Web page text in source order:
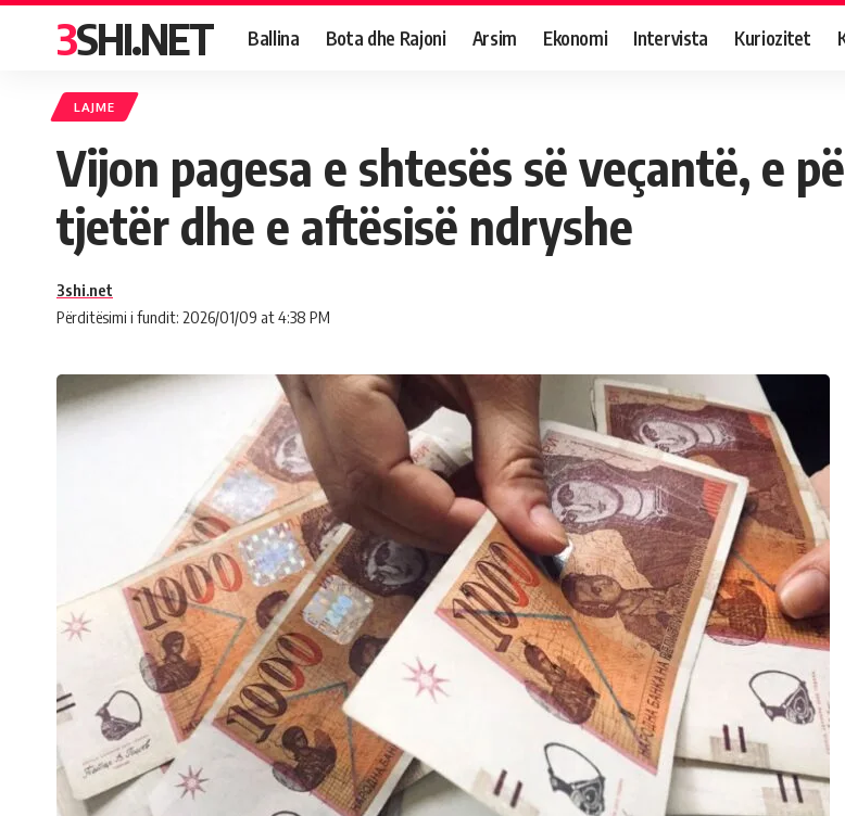
3SHI.NET Ballina Bota dhe Rajoni Arsim Ekonomi Intervista Kuriozitet
LAJME
Vijon pagesa e shtesës së veçantë, e
tjetër dhe e aftësisë ndryshe
Përditësimi i fundit: 2026/01/09 at 4:38 PM
3shi.net